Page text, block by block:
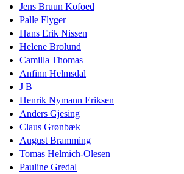
Jens Bruun Kofoed
Palle Flyger
Hans Erik Nissen
Helene Brolund
Camilla Thomas
Anfinn Helmsdal
J B
Henrik Nymann Eriksen
Anders Gjesing
Claus Grønbæk
August Bramming
Tomas Helmich-Olesen
Pauline Gredal